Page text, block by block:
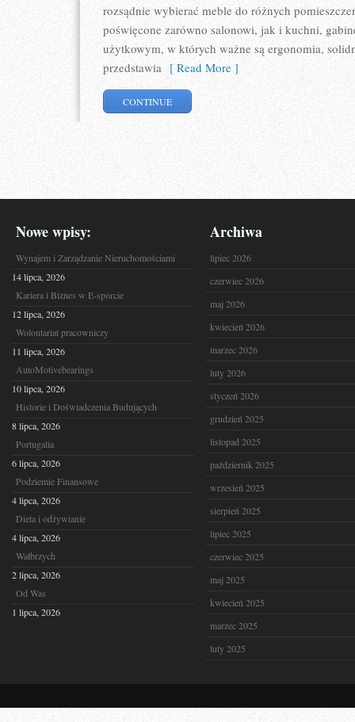
rozsądnie wybierać meble do różnych
poświęcone zarówno salonowi, jak i kuchni,
użytkowym, w których ważne są ergonomia,
przedstawia [ Read More ]
CONTINUE
Nowe wpisy:
Wynajem i Zarządzanie Nieruchomościami
14 lipca, 2026
Kariera i Biznes w E-sporcie
12 lipca, 2026
Wolontariat pracowniczy
11 lipca, 2026
AutoMotivebearings
10 lipca, 2026
Historie i Doświadczenia Budujących
8 lipca, 2026
Portugalia
6 lipca, 2026
Podziemie Finansowe
4 lipca, 2026
Dieta i odżywianie
4 lipca, 2026
Wałbrzych
2 lipca, 2026
Od Was
1 lipca, 2026
Archiwa
lipiec 2026
czerwiec 2026
maj 2026
kwiecień 2026
marzec 2026
luty 2026
styczeń 2026
grudzień 2025
listopad 2025
październik 2025
wrzesień 2025
sierpień 2025
lipiec 2025
czerwiec 2025
maj 2025
kwiecień 2025
marzec 2025
luty 2025